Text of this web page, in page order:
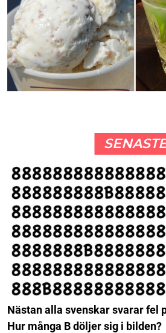
Nästan alla svenskar svarar fel
Hur många B döljer sig i bilden?